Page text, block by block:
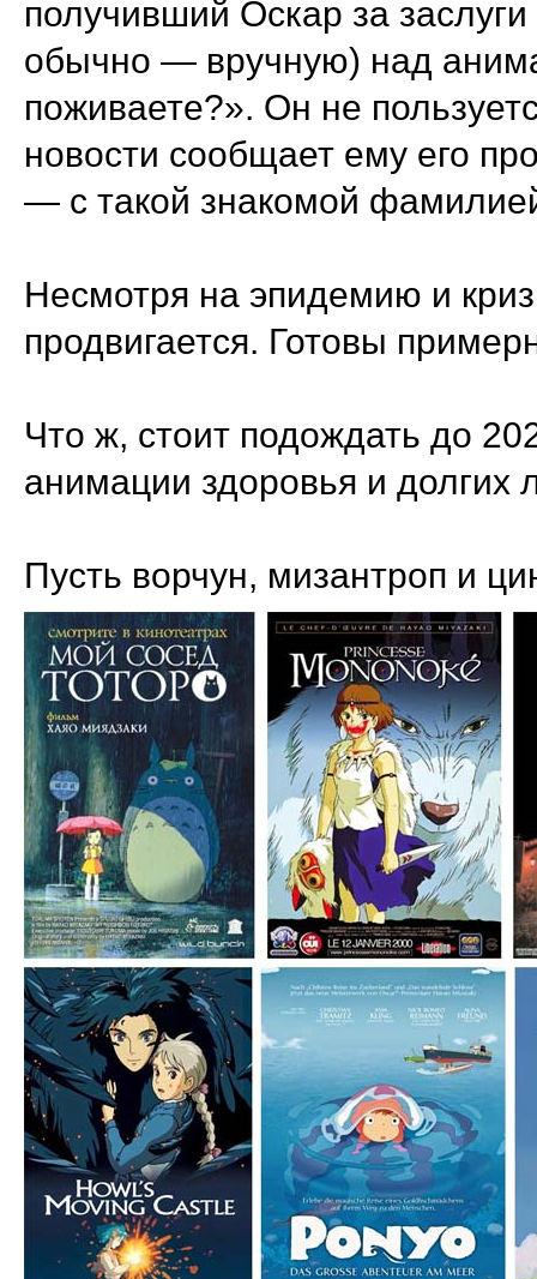
получивший Оскар за
обычно — вручную) над
поживаете?». Он не
новости сообщает ему его
— с такой знакомой
Несмотря на эпидемию и
продвигается. Готовы
Что ж, стоит подождать до
анимации здоровья и долгих
Пусть ворчун, мизантроп и